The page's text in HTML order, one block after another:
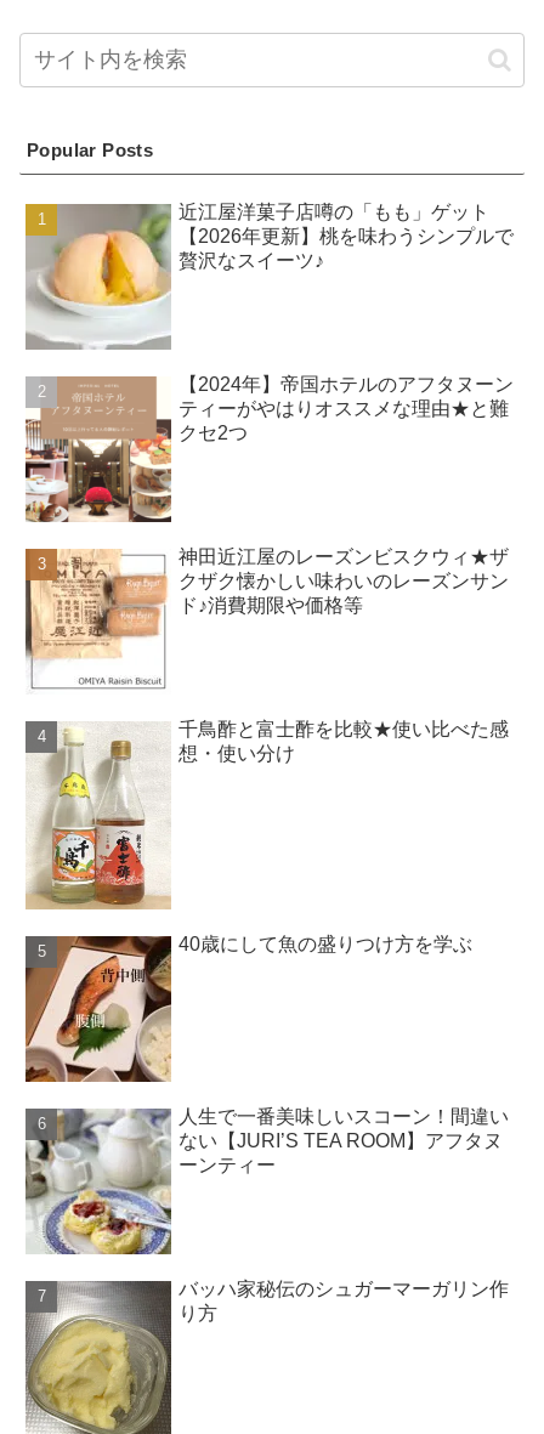
Popular Posts
近江屋洋菓子店噂の「もも」ゲット
【2026年更新】桃を味わうシンプルで
贅沢なスイーツ♪
【2024年】帝国ホテルのアフタヌーン
ティーがやはりオススメな理由★と難
クセ2つ
神田近江屋のレーズンビスクウィ★ザ
クザク懐かしい味わいのレーズンサン
ド♪消費期限や価格等
千鳥酢と富士酢を比較★使い比べた感
想・使い分け
40歳にして魚の盛りつけ方を学ぶ
人生で一番美味しいスコーン！間違い
ない【JURI’S TEA ROOM】アフタヌ
ーンティー
バッハ家秘伝のシュガーマーガリン作
り方